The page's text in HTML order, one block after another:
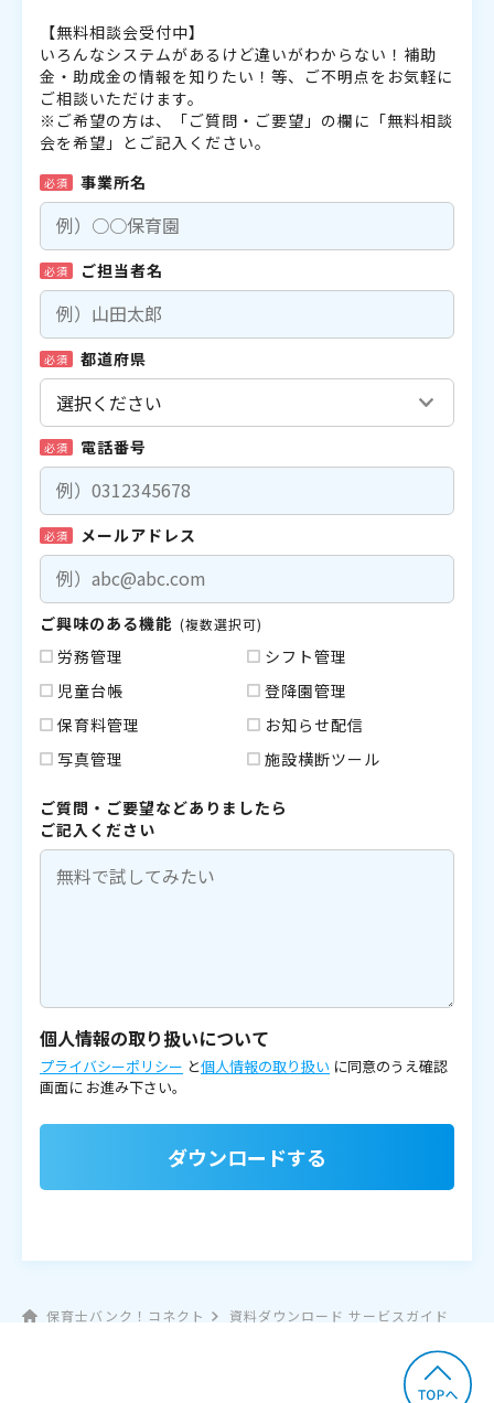
【無料相談会受付中】
いろんなシステムがあるけど違いがわからない！補助
金・助成金の情報を知りたい！等、ご不明点をお気軽に
ご相談いただけます。
※ご希望の方は、「ご質問・ご要望」の欄に「無料相談
会を希望」とご記入ください。
必須 事業所名
必須 ご担当者名
必須 都道府県
必須 電話番号
必須 メールアドレス
ご興味のある機能 (複数選択可)
労務管理
シフト管理
児童台帳
登降園管理
保育料管理
お知らせ配信
写真管理
施設横断ツール
ご質問・ご要望などありましたら
ご記入ください
個人情報の取り扱いについて
プライバシーポリシー と個人情報の取り扱い に同意のうえ確認
画面に お進み下さい。
ダウンロードする
保育士バンク！コネクト 資料ダウンロード サービスガイド